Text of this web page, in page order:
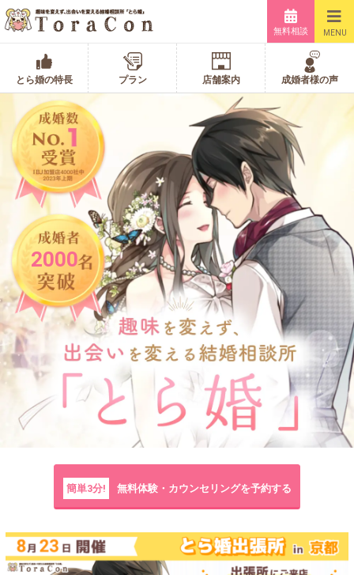
無料相談 MENU
とら婚の特長 プラン 店舗案内 成婚者様の声
2000
簡単3分! 無料体験・カウンセリングを予約する